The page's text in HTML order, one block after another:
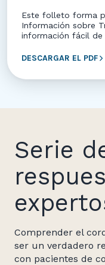
Este folleto forma
Información sobre
información fácil de
DESCARGAR EL PDF
Serie
Comprender el
ser un verdadero
con pacientes de